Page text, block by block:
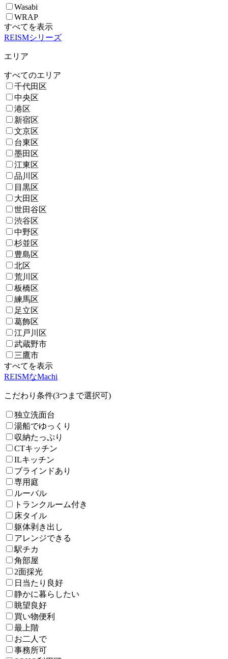
Wasabi
WRAP
すべてを表示
REISMシリーズ
エリア
すべてのエリア
千代田区
中央区
港区
新宿区
文京区
台東区
墨田区
江東区
品川区
目黒区
大田区
世田谷区
渋谷区
中野区
杉並区
豊島区
北区
荒川区
板橋区
練馬区
足立区
葛飾区
江戸川区
武蔵野市
三鷹市
すべてを表示
REISMなMachi
こだわり条件(3つまで選択可)
独立洗面台
湯船でゆっくり
収納たっぷり
CTキッチン
ILキッチン
ブラインドあり
専用庭
ルーバル
トランクルーム付き
床タイル
躯体剥き出し
アレンジできる
駅チカ
角部屋
2面採光
日当たり良好
静かに暮らしたい
眺望良好
買い物便利
最上階
お二人で
事務所可